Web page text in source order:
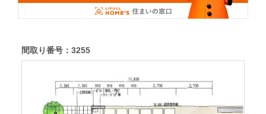
間取り番号：3255